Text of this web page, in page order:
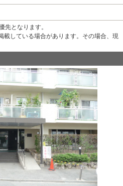
となります。
している場合があります。その場合、現